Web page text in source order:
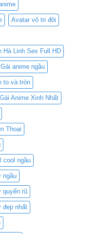
Avatar vô tri đôi
Hà Linh Sex Full HD
Gái anime ngầu
to và tròn
Gái Anime Xinh Nhất
Thoại
cool ngầu
ngầu
quyến rũ
đẹp nhất